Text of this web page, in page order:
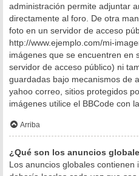
administración permite adjuntar
directamente al foro. De otra
foto en un servidor de acceso
http://www.ejemplo.com/mi-
imágenes que se encuentren en
servidor de acceso público) ni
guardadas bajo mecanismos de
yahoo correo, sitios protegidos
imágenes utilice el BBCode con
Arriba
¿Qué son los anuncios
Los anuncios globales